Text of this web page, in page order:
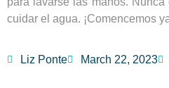
cuidar el agua. ¡Comencemos
Liz Ponte March 22, 2023